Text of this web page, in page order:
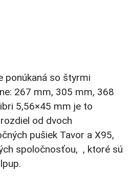
ponúkaná so štyrmi
267 mm, 305 mm, 368
5,56×45 mm je to
od dvoch
pušiek Tavor a X95,
spoločnosťou, , ktoré sú